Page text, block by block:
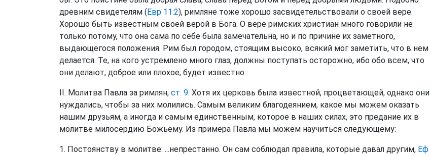
древним свидетелям (Евр 11:2), римляне тоже хорошо засвидетельствовали о своей вере.
Хорошо быть известным своей верой в Бога. О вере римских христиан много говорили не
только потому, что она сама по себе была замечательна, но и по причине их заметного,
выдающегося положения. Рим был городом, стоящим высоко, всякий мог заметить, что в нем
делается. Те, на кого устремлено много глаз, должны поступать осторожно, ибо обо всем, что
они делают, доброе или плохое, будет известно.
II. Молитва Павла за римлян, ст. 9. Хотя их церковь была известной, процветающей, однако они
нуждались, чтобы за них молились. Самым великим благодеянием, какое мы можем оказать
нашим друзьям, а иногда и самым единственным, которое в наших силах, это предание их в
молитве милосердию Божьему. Из примера Павла мы можем научиться следующему:
1. Постоянству в молитве: ...непрестанно. Он сам соблюдал правила, которые давал другим, Еф